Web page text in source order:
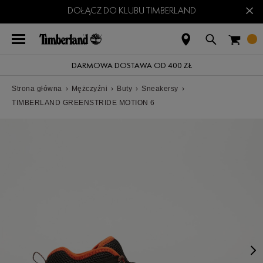
DOŁĄCZ DO KLUBU TIMBERLAND ×
DARMOWA DOSTAWA OD 400 ZŁ
Strona główna › Mężczyźni › Buty › Sneakersy ›
TIMBERLAND GREENSTRIDE MOTION 6